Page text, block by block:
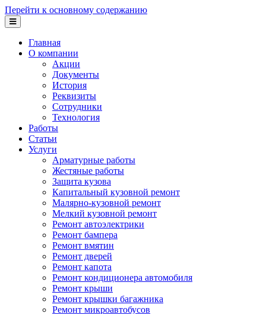
Перейти к основному содержанию
Главная
О компании
Акции
Документы
История
Реквизиты
Сотрудники
Технология
Работы
Статьи
Услуги
Арматурные работы
Жестяные работы
Защита кузова
Капитальный кузовной ремонт
Малярно-кузовной ремонт
Мелкий кузовной ремонт
Ремонт автоэлектрики
Ремонт бампера
Ремонт вмятин
Ремонт дверей
Ремонт капота
Ремонт кондиционера автомобиля
Ремонт крыши
Ремонт крышки багажника
Ремонт микроавтобусов